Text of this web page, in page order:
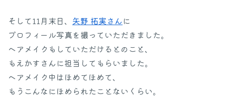
そして11月末日、 矢野 拓実‏さんに
プロフィール写真を撮っていただきました。
ヘアメイクもしていただけるとのこと、
もえかすさんに担当してもらいました。
ヘアメイク中はほめてほめて、
もうこんなにほめられたことないくらい。